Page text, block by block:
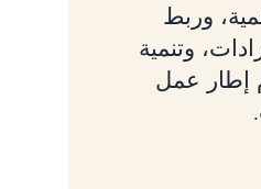
وربط
وتنمية
إطار عمل